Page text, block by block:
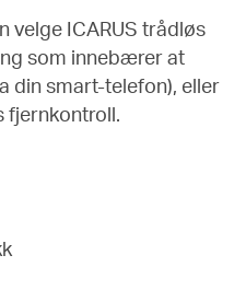
velge ICARUS trådløs
som innebærer at
din smart-telefon), eller
fjernkontroll.